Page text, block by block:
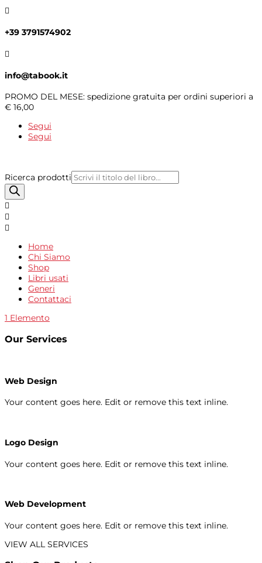

+39 3791574902

info@tabook.it
PROMO DEL MESE: spedizione gratuita per ordini superiori a
€ 16,00
Segui
Segui
Ricerca prodotti



Home
Chi Siamo
Shop
Libri usati
Generi
Contattaci
1 Elemento
Our Services
Web Design
Your content goes here. Edit or remove this text inline.
Logo Design
Your content goes here. Edit or remove this text inline.
Web Development
Your content goes here. Edit or remove this text inline.
VIEW ALL SERVICES